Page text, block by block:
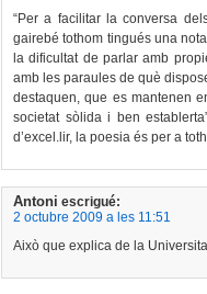
“Per a facilitar la conversa
gairebé tothom tingués una
la dificultat de parlar amb
amb les paraules de què
destaquen, que es mantenen
societat sòlida i ben
d’excel.lir, la poesia és per a
Antoni escrigué:
2 octubre 2009 a les 11:51
Això que explica de la